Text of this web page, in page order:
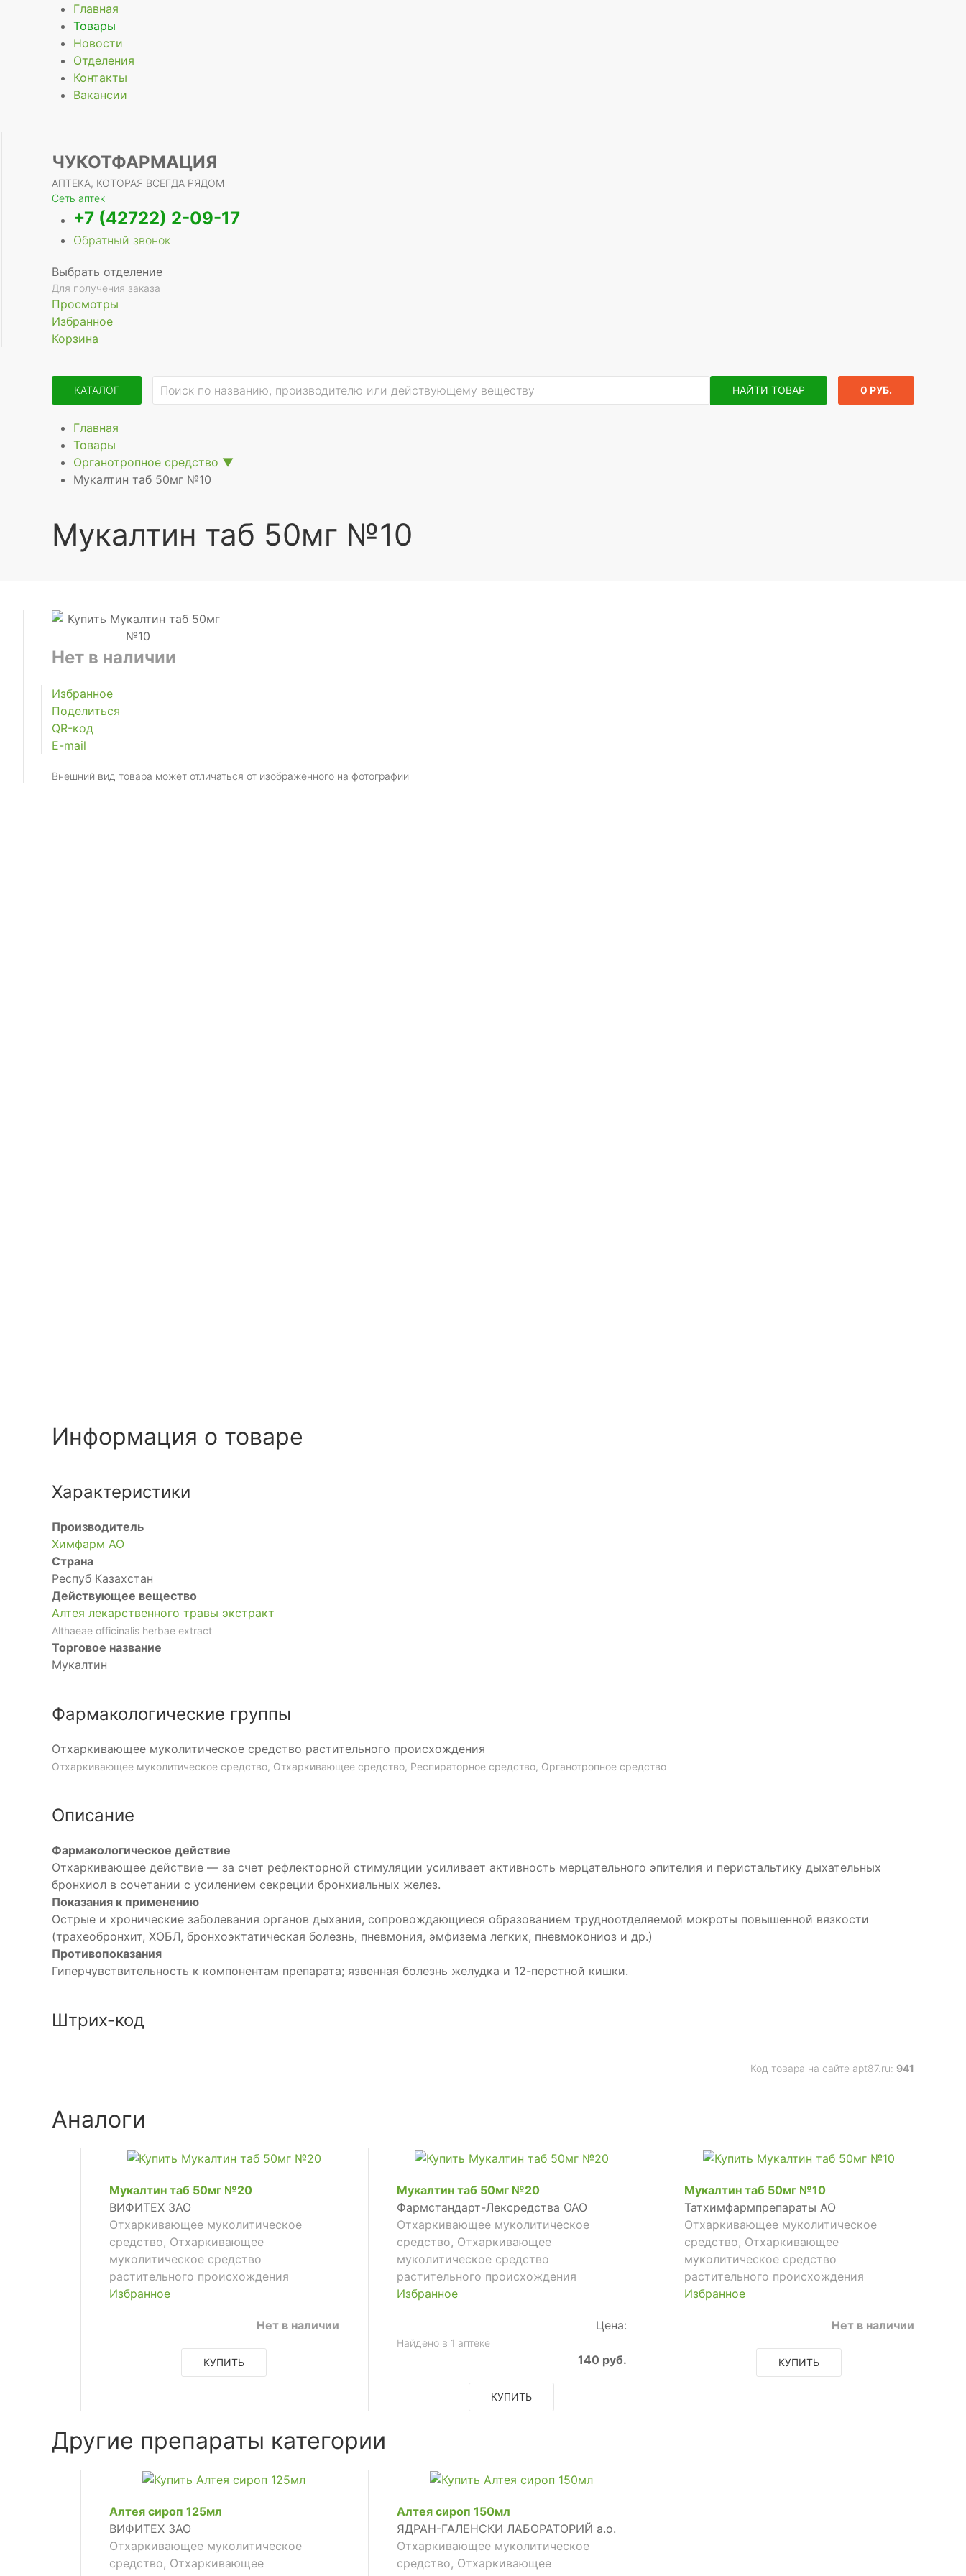
Главная
Товары
Новости
Отделения
Контакты
Вакансии
ЧУКОТФАРМАЦИЯ
АПТЕКА, КОТОРАЯ ВСЕГДА РЯДОМ
Сеть аптек
+7 (42722) 2-09-17
Обратный звонок
Выбрать отделение
Для получения заказа
Просмотры
Избранное
Корзина
КАТАЛОГ НАЙТИ ТОВАР 0 РУБ.
Главная
Товары
Органотропное средство ▼
Мукалтин таб 50мг №10
Мукалтин таб 50мг №10
Нет в наличии
Избранное
Поделиться
QR-код
E-mail
Внешний вид товара может отличаться от изображённого на фотографии
Информация о товаре
Характеристики
Производитель
Химфарм АО
Страна
Респуб Казахстан
Действующее вещество
Алтея лекарственного травы экстракт
Althaeae officinalis herbae extract
Торговое название
Мукалтин
Фармакологические группы
Отхаркивающее муколитическое средство растительного происхождения
Отхаркивающее муколитическое средство, Отхаркивающее средство, Респираторное средство, Органотропное средство
Описание
Фармакологическое действие
Отхаркивающее действие — за счет рефлекторной стимуляции усиливает активность мерцательного эпителия и перистальтику дыхательных
бронхиол в сочетании с усилением секреции бронхиальных желез.
Показания к применению
Острые и хронические заболевания органов дыхания, сопровождающиеся образованием трудноотделяемой мокроты повышенной вязкости
(трахеобронхит, ХОБЛ, бронхоэктатическая болезнь, пневмония, эмфизема легких, пневмокониоз и др.)
Противопоказания
Гиперчувствительность к компонентам препарата; язвенная болезнь желудка и 12-перстной кишки.
Штрих-код
Код товара на сайте apt87.ru: 941
Аналоги
Мукалтин таб 50мг №20
ВИФИТЕХ ЗАО
Отхаркивающее муколитическое
средство, Отхаркивающее
муколитическое средство
растительного происхождения
Избранное
Нет в наличии
КУПИТЬ
Мукалтин таб 50мг №20
Фармстандарт-Лексредства ОАО
Отхаркивающее муколитическое
средство, Отхаркивающее
муколитическое средство
растительного происхождения
Избранное
Цена:
Найдено в 1 аптеке
140 руб.
КУПИТЬ
Мукалтин таб 50мг №10
Татхимфармпрепараты АО
Отхаркивающее муколитическое
средство, Отхаркивающее
муколитическое средство
растительного происхождения
Избранное
Нет в наличии
КУПИТЬ
Другие препараты категории
Алтея сироп 125мл
ВИФИТЕХ ЗАО
Отхаркивающее муколитическое
средство, Отхаркивающее
Алтея сироп 150мл
ЯДРАН-ГАЛЕНСКИ ЛАБОРАТОРИЙ а.о.
Отхаркивающее муколитическое
средство, Отхаркивающее